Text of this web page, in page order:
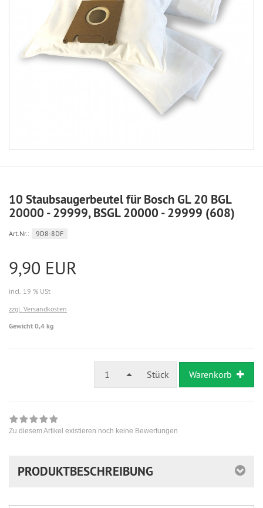
10 Staubsaugerbeutel für Bosch GL 20 BGL
20000 - 29999, BSGL 20000 - 29999 (608)
Art.Nr.: 9D8-8DF
9,90 EUR
incl. 19 % USt
zzgl. Versandkosten
Gewicht 0,4 kg
1 Stück Warenkorb
Zu diesem Artikel existieren noch keine Bewertungen
PRODUKTBESCHREIBUNG